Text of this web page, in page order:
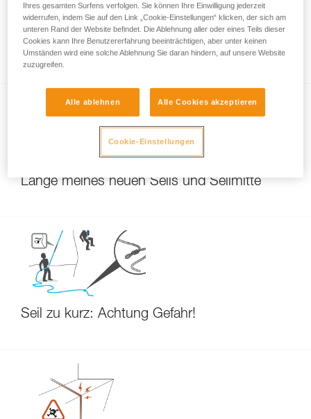
Veränderung der Länge des Seils durch den
Gebrauch
Länge meines neuen Seils und Seilmitte
Seil zu kurz: Achtung Gefahr!
Ihres gesamten Surfens verfolgen. Sie können Ihre Einwilligung jederzeit
widerrufen, indem Sie auf den Link „Cookie-Einstellungen“ klicken, der sich am
unteren Rand der Website befindet. Die Ablehnung aller oder eines Teils dieser
Cookies kann Ihre Benutzererfahrung beeinträchtigen, aber unter keinen
Umständen wird eine solche Ablehnung Sie daran hindern, auf unsere Website
zuzugreifen.
Alle ablehnen Alle Cookies akzeptieren
Cookie-Einstellungen